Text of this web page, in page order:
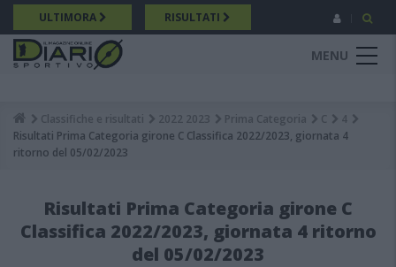
Salta
al
contenuto
principale
ULTIMORA RISULTATI
MENU
Breadcrumb
Classifiche e risultati 2022 2023 Prima Categoria C
4
Risultati Prima Categoria girone C Classifica 2022/2023, giornata 4
ritorno del 05/02/2023
Risultati Prima Categoria girone C
Classifica 2022/2023, giornata 4 ritorno
del 05/02/2023